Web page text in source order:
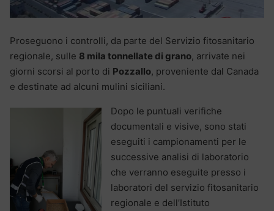
Proseguono i controlli, da parte del Servizio fitosanitario
regionale, sulle 8 mila tonnellate di grano, arrivate nei
giorni scorsi al porto di Pozzallo, proveniente dal Canada
e destinate ad alcuni mulini siciliani.
Dopo le puntuali verifiche
documentali e visive, sono stati
eseguiti i campionamenti per le
successive analisi di laboratorio
che verranno eseguite presso i
laboratori del servizio fitosanitario
regionale e dell’Istituto